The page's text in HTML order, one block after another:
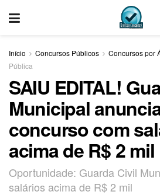
Início Concursos Públicos Concursos por
Pública
SAIU EDITAL!
Municipal
concurso com
acima de R$ 2 mil
Oportunidade: Guarda Civil
salários acima de R$ 2 mil